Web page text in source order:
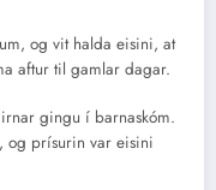
og vit halda eisini, at
aftur til gamlar dagar.
gingu í barnaskóm.
og prísurin var eisini